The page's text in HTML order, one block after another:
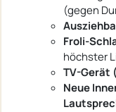
(gegen
Froli-
höchster
TV-Gerät
Neue